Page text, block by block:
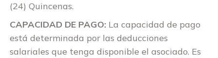
(24) Quincenas.
CAPACIDAD DE PAGO: La capacidad de pago
está determinada por las deducciones
salariales que tenga disponible el asociado. Es